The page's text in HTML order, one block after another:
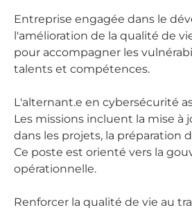
Entreprise engagée dans le
l'amélioration de la qualité de
pour accompagner les
talents et compétences.
L'alternant.e en cybersécurité
Les missions incluent la mise à
dans les projets, la préparation
Ce poste est orienté vers la
opérationnelle.
Renforcer la qualité de vie au